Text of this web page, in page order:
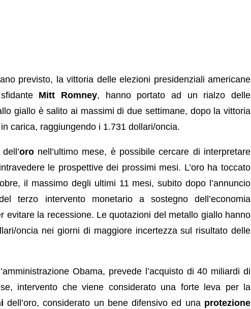
previsto, la vittoria delle elezioni presidenziali americane
Mitt Romney, hanno portato ad un rialzo delle
giallo è salito ai massimi di due settimane, dopo la vittoria
carica, raggiungendo i 1.731 dollari/oncia.
oronell’ultimo mese, è possibile cercare di interpretare
le prospettive dei prossimi mesi. L’oro ha toccato
il massimo degli ultimi 11 mesi, subito dopo l’annuncio
terzo intervento monetario a sostegno dell’economia
evitare la recessione. Le quotazioni del metallo giallo hanno
oncia nei giorni di maggiore incertezza sul risultato delle
Obama, prevede l’acquisto di 40 miliardi di
intervento che viene considerato una forte leva per la
dell’oro, considerato un bene difensivo ed una protezione